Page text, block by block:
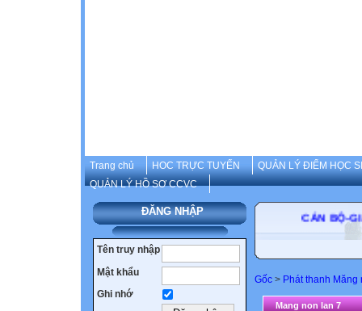
Trang chủ HOC TRỰC TUYẾN
QUẢN LÝ ĐIỂM HỌC
QUẢN LÝ HỒ SƠ CCVC
ĐĂNG NHẬP
Tên truy nhập
Mật khẩu
Ghi nhớ
CÁN BỘ-
Gốc > Phát thanh Măng
Mang non lan 7